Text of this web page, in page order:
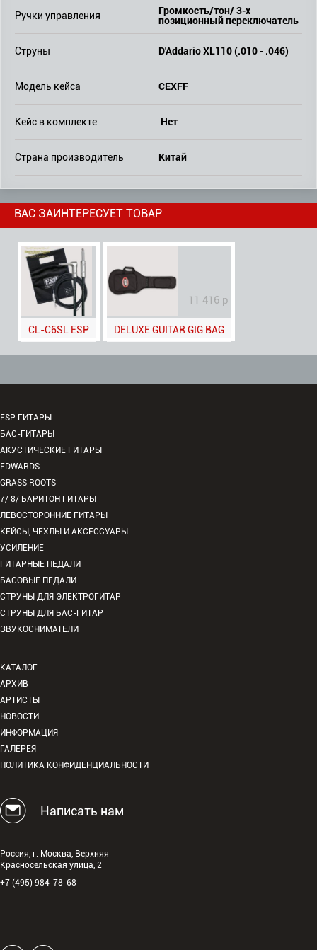
Ручки управления Громкость/тон/ 3-х
позиционный переключатель
Струны D'Addario XL110 (.010 - .046)
Модель кейса CEXFF
Кейс в комплекте Нет
Страна производитель Китай
ВАС ЗАИНТЕРЕСУЕТ ТОВАР
CL-C6SL ESP
11 416 р
DELUXE GUITAR GIG BAG
ESP ГИТАРЫ
БАС-ГИТАРЫ
АКУСТИЧЕСКИЕ ГИТАРЫ
EDWARDS
GRASS ROOTS
7/ 8/ БАРИТОН ГИТАРЫ
ЛЕВОСТОРОННИЕ ГИТАРЫ
КЕЙСЫ, ЧЕХЛЫ И АКСЕССУАРЫ
УСИЛЕНИЕ
ГИТАРНЫЕ ПЕДАЛИ
БАСОВЫЕ ПЕДАЛИ
СТРУНЫ ДЛЯ ЭЛЕКТРОГИТАР
СТРУНЫ ДЛЯ БАС-ГИТАР
ЗВУКОСНИМАТЕЛИ
КАТАЛОГ
АРХИВ
АРТИСТЫ
НОВОСТИ
ИНФОРМАЦИЯ
ГАЛЕРЕЯ
ПОЛИТИКА КОНФИДЕНЦИАЛЬНОСТИ
Написать нам
Россия, г. Москва, Верхняя
Красносельская улица, 2
+7 (495) 984-78-68